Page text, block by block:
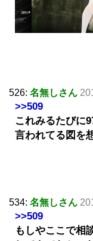
526: 名無しさん
>>509
これみるたびに
言われてる図を
534: 名無しさん
>>509
もしやここで相